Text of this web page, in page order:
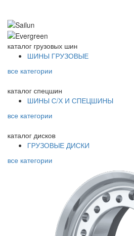
каталог грузовых шин
ШИНЫ ГРУЗОВЫЕ
все категории
каталог спецшин
ШИНЫ С/Х И СПЕЦШИНЫ
все категории
каталог дисков
ГРУЗОВЫЕ ДИСКИ
все категории